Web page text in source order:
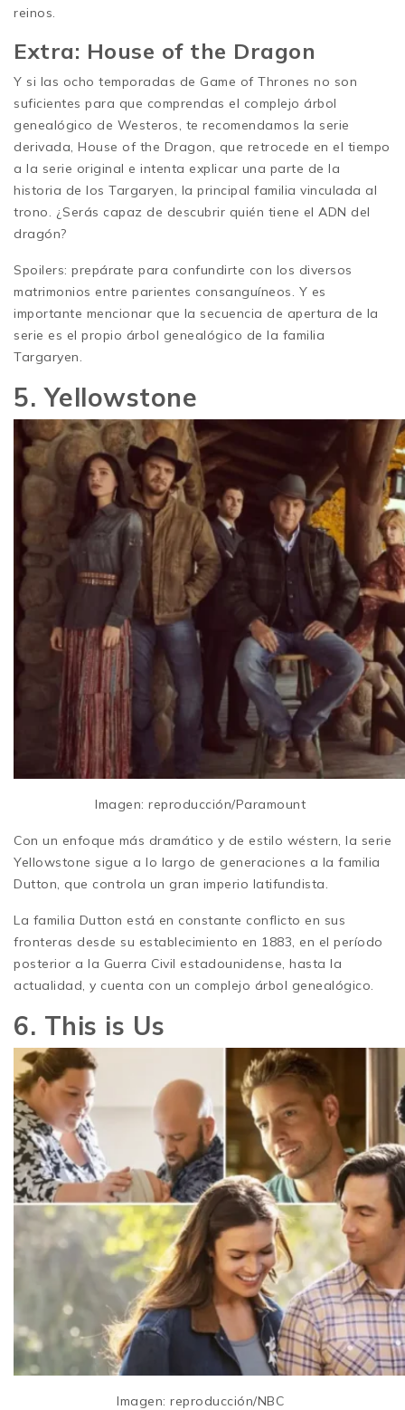
reinos.
Extra: House of the Dragon
Y si las ocho temporadas de Game of Thrones no son
suficientes para que comprendas el complejo árbol
genealógico de Westeros, te recomendamos la serie
derivada, House of the Dragon, que retrocede en el tiempo
a la serie original e intenta explicar una parte de la
historia de los Targaryen, la principal familia vinculada al
trono. ¿Serás capaz de descubrir quién tiene el ADN del
dragón?
Spoilers: prepárate para confundirte con los diversos
matrimonios entre parientes consanguíneos. Y es
importante mencionar que la secuencia de apertura de la
serie es el propio árbol genealógico de la familia
Targaryen.
5. Yellowstone
Imagen: reproducción/Paramount
Con un enfoque más dramático y de estilo wéstern, la serie
Yellowstone sigue a lo largo de generaciones a la familia
Dutton, que controla un gran imperio latifundista.
La familia Dutton está en constante conflicto en sus
fronteras desde su establecimiento en 1883, en el período
posterior a la Guerra Civil estadounidense, hasta la
actualidad, y cuenta con un complejo árbol genealógico.
6. This is Us
Imagen: reproducción/NBC